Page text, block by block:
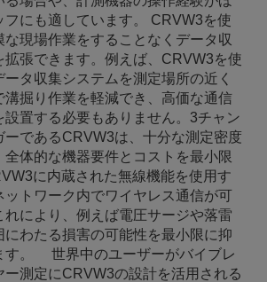
フにも適しています。 CRVW3を使
な現場作業をすることなくデータ収
拡張できます。例えば、CRVW3を使
タ収集システムを測定場所の近く
溝掘り作業を軽減でき、高価な通信
設置する必要もありません。3チャン
ーであるCRVW3は、十分な測定密度
全体的な機器要件とコストを最小限
に内蔵された無線機能を使用す
ットワーク内でワイヤレス通信が可
れにより、例えば電圧サージや落雷
にわたる損害の可能性を最小限に抑
す。 世界中のユーザーがバイブレ
ー測定にCRVW3の設計を活用される